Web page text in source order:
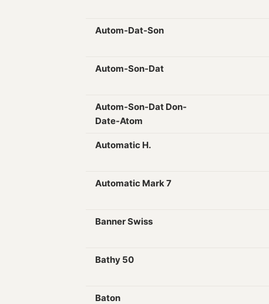
Autom-Dat-Son
Autom-Son-Dat
Autom-Son-Dat Don-
Date-Atom
Automatic H.
Automatic Mark 7
Banner Swiss
Bathy 50
Baton